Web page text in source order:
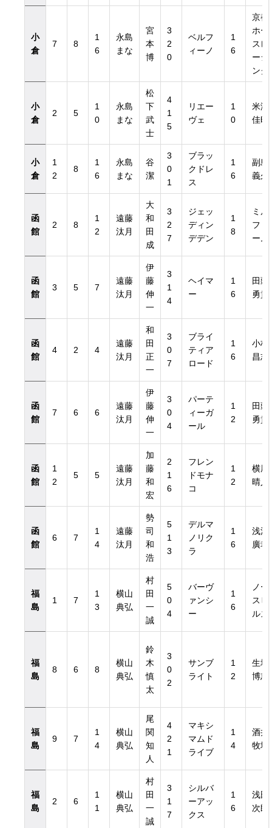
小
倉
7 8
1
6
永島
まな
宮
本
博
3
2
0
ベルフ
ィーノ
1
6
京都
ホー
スレ
ーシ
ング
小
倉
2 5
1
0
永島
まな
松
下
武
士
4
1
5
リエー
ヴェ
1
0
米津
佳昭
小
倉
1
2
8
1
6
永島
まな
谷
潔
3
0
1
ブラッ
クドレ
ス
1
6
副島
義久
函
館
2 8
1
2
遠藤
汰月
大
和
田
成
3
2
7
ジェッ
ディン
デデン
1
8
ミル
ファ
ーム
函
館
3 5 7
遠藤
汰月
伊
藤
伸
一
3
1
4
ヘイマ
ー
1
6
田頭
勇貴
函
館
4 2 4
遠藤
汰月
和
田
正
一
3
0
7
ブライ
ティア
ロード
1
6
小林
昌志
函
館
7 6 6
遠藤
汰月
伊
藤
伸
一
3
0
4
パーテ
ィーガ
ール
1
2
田頭
勇貴
函
館
1
2
5 5
遠藤
汰月
加
藤
和
宏
2
1
6
フレン
ドモナ
コ
1
2
横尾
晴人
函
館
6 7
1
4
遠藤
汰月
勢
司
和
浩
5
1
3
デルマ
ノリク
ラ
1
6
浅沼
廣幸
福
島
1 7
1
3
横山
典弘
村
田
一
誠
5
0
4
バーヴ
ァンシ
ー
1
6
ノー
スヒ
ルズ
福
島
8 6 8
横山
典弘
鈴
木
慎
太
3
0
2
サンブ
ライト
1
2
生垣
博志
福
島
9 7
1
4
横山
典弘
尾
関
知
人
4
2
1
マキシ
マムド
ライブ
1
4
酒井
牧場
福
島
2 6
1
1
横山
典弘
村
田
一
誠
3
1
7
シルバ
ーアッ
クス
1
6
浅田
次郎